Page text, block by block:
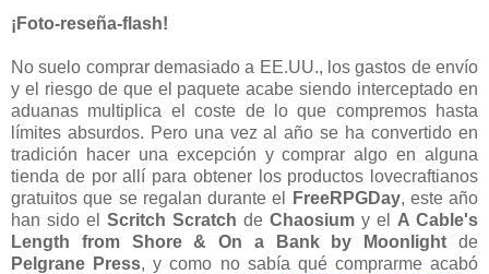
¡Foto-reseña-flash!
No suelo comprar demasiado a EE.UU., los gastos de envío
y el riesgo de que el paquete acabe siendo interceptado en
aduanas multiplica el coste de lo que compremos hasta
límites absurdos. Pero una vez al año se ha convertido en
tradición hacer una excepción y comprar algo en alguna
tienda de por allí para obtener los productos lovecraftianos
gratuitos que se regalan durante el
FreeRPGDay, este año
han sido el Scritch Scratch de Chaosium y el A Cable's
Length from Shore & On a Bank by Moonlight de
Pelgrane Press, y como no sabía qué comprarme acabó